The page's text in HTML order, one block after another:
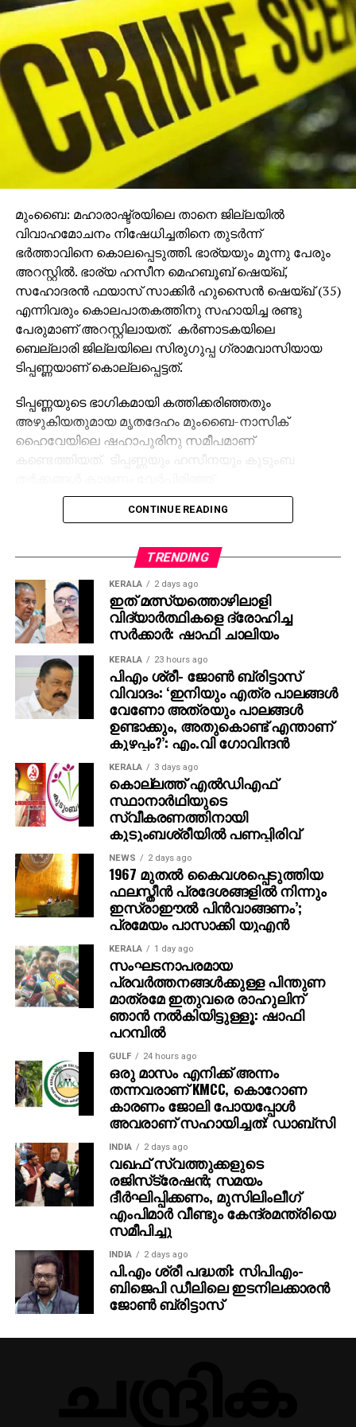
ഓപ്പറേഷന്‍, എസ്എസ്ജി ലിമിറ്റഡ്, രംഭ
ഇന്‍ഫ്രാസ്ട്രക്ചര്‍ പ്രൈവറ്റ് ലിമിറ്റഡ്, യൂണിറ്റി
കണ്‍സ്ട്രക്ഷന്‍ പ്രൈവറ്റ് ലിമിറ്റഡ് എന്നിവയുടെ
പ്രവര്‍ത്തനം നിര്‍ത്താന്‍ ഉത്തരവിട്ടിരുന്നു.
താനെയിലും നവി മുംബൈയിലും ആറ് ആര്‍എംസി
യൂണിറ്റുകളും കല്യാണില്‍ ഒന്‍പത് യൂണിറ്റുകളും
മാനദണ്ഡങ്ങള്‍ ലംഘിച്ചതായി കണ്ടെത്തി.തുടര്‍ന്ന്
പ്രവര്‍ത്തനം അവസാനിപ്പിക്കാന്‍ ഉത്തരവിട്ടതായി
ബോര്‍ഡ് അറിയിച്ചു.
ഇതോടെ മൊത്തം പൂട്ടുന്നവ 19 ആയി. നിബന്ധനകള്‍
പാലിക്കാത്ത വ്യവസായങ്ങള്‍ക്കെതിരേ നടപടികള്‍
തുടരുമെന്നും എംപിസിബി വ്യക്തമാക്കി.
വിവാഹമോചനം നിഷേധിച്ചതിനെ തുടര്‍ന്ന്
ഭര്‍ത്താവിനെ കൊലപ്പെടുത്തി. ഭാര്യയും മൂന്നു പേരും
അറസ്റ്റില്‍. ഭാര്യ ഹസീന മെഹബൂബ് ഷെയ്ഖ്,
സഹോദരന്‍ ഫയാസ് സാക്കിര്‍ ഹുസൈന്‍ ഷെയ്ഖ് (35)
എന്നിവരും കൊലപാതകത്തിനു സഹായിച്ച രണ്ടു
പേരുമാണ് അറസ്റ്റിലായത്. കര്‍ണാടകയിലെ
ബെല്ലാരി ജില്ലയിലെ സിരുഗുപ്പ ഗ്രാമവാസിയായ
ടിപ്പണ്ണയാണ് കൊല്ലപ്പെട്ടത്.
അഴുകിയതുമായ മൃതദേഹം മുംബൈ-നാസിക്
ഹൈവേയിലെ ഷഹാപൂരിനു സമീപമാണ്
കണ്ടെത്തിയത്. ടിപ്പണ്ണയും ഹസീനയും കുടുംബ
തര്‍ക്കങ്ങള്‍ കാരണം വേര്‍പിരിഞ്ഞ്
ടിപ്പണ്ണയോട് വിവാഹമോചനം ആവശ്യപ്പെട്ടു. എന്നാല്‍
വിവാഹ മോചനത്തിനു ടിപ്പണ്ണ വിസമ്മതിച്ചതാണ്
സ്റ്റേഷനിലെ ഇന്‍സ്‌പെക്ടര്‍ മുകേഷ് ധാഗെ പറഞ്ഞു.
ഹസീനയുടെ നിര്‍ദ്ദേശപ്രകാരം, ഓട്ടോറിക്ഷാ
ഡ്രൈവറായ സഹോദരനും കൂട്ടാളികളും നവംബര്‍ 17
ന് ടിപ്പണ്ണയെ ഷഹാപൂരിനടുത്തുള്ള ഒരു
വനപ്രദേശത്തേക്ക് കൊണ്ടുപോയി. അവിടെവച്ച്
കൊലപ്പെടുത്തി മൃതദേഹം കത്തിക്കാന്‍ ശ്രമിച്ച ശേഷം
ഹൈവേയ്ക്ക് സമീപം ഉപേക്ഷിക്കുകയായിരുന്നു.
ചോദ്യം ചെയ്യലില്‍, സഹോദരി ഹസീനയുടെ
നിര്‍ദ്ദേശപ്രകാരമാണ് കൊലപാതകം നടത്തിയതെന്ന്
ഫയാസ് സമ്മതിച്ചു.
KERALA 2 days ago
ഇത് മത്സ്യത്തൊഴിലാളി
വിദ്യാര്‍ത്ഥികളെ ദ്രോഹിച്ച
സര്‍ക്കാര്‍: ഷാഫി ചാലിയം
KERALA 23 hours ago
പിഎം ശ്രീ- ജോണ്‍ ബ്രിട്ടാസ്
വിവാദം: ‘ഇനിയും എത്ര പാലങ്ങള്‍
വേണോ അത്രയും പാലങ്ങള്‍
ഉണ്ടാക്കും, അതുകൊണ്ട് എന്താണ്
കുഴപ്പം?’: എം.വി ഗോവിന്ദന്‍
KERALA 3 days ago
കൊല്ലത്ത് എല്‍ഡിഎഫ്
സ്ഥാനാര്‍ഥിയുടെ
സ്വീകരണത്തിനായി
കുടുംബശ്രീയില്‍ പണപ്പിരിവ്
NEWS 2 days ago
1967 മുതല്‍ കൈവശപ്പെടുത്തിയ
ഫലസ്തീന്‍ പ്രദേശങ്ങളില്‍ നിന്നും
ഇസ്രാഈല്‍ പിന്‍വാങ്ങണം’;
പ്രമേയം പാസാക്കി യുഎന്‍
KERALA 1 day ago
സംഘടനാപരമായ
പ്രവര്‍ത്തനങ്ങള്‍ക്കുള്ള പിന്തുണ
മാത്രമേ ഇതുവരെ രാഹുലിന്
ഞാന്‍ നല്‍കിയിട്ടുള്ളൂ: ഷാഫി
പറമ്പില്‍
GULF 24 hours ago
ഒരു മാസം എനിക്ക് അന്നം
തന്നവരാണ് KMCC, കൊറോണ
കാരണം ജോലി പോയപ്പോൾ
അവരാണ് സഹായിച്ചത്: ഡാബ്സി
INDIA 2 days ago
വഖഫ് സ്വത്തുക്കളുടെ
രജിസ്‌ട്രേഷന്‍; സമയം
ദീര്‍ഘിപ്പിക്കണം, മുസിലിംലീഗ്
എംപിമാര്‍ വീണ്ടും കേന്ദ്രമന്ത്രിയെ
സമീപിച്ചു
INDIA 2 days ago
പി.എം ശ്രീ പദ്ധതി: സിപിഎം-
ബിജെപി ഡീലിലെ ഇടനിലക്കാരന്‍
ജോണ്‍ ബ്രിട്ടാസ്‌